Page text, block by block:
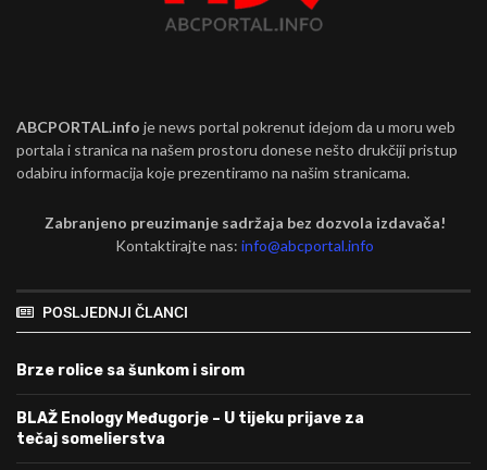
ABCPORTAL.info je news portal pokrenut idejom da u moru web
portala i stranica na našem prostoru donese nešto drukčiji pristup
odabiru informacija koje prezentiramo na našim stranicama.
Zabranjeno preuzimanje sadržaja bez dozvola izdavača!
Kontaktirajte nas:info@abcportal.info
POSLJEDNJI ČLANCI
Brze rolice sa šunkom i sirom
BLAŽ Enology Međugorje – U tijeku prijave za
tečaj somelierstva